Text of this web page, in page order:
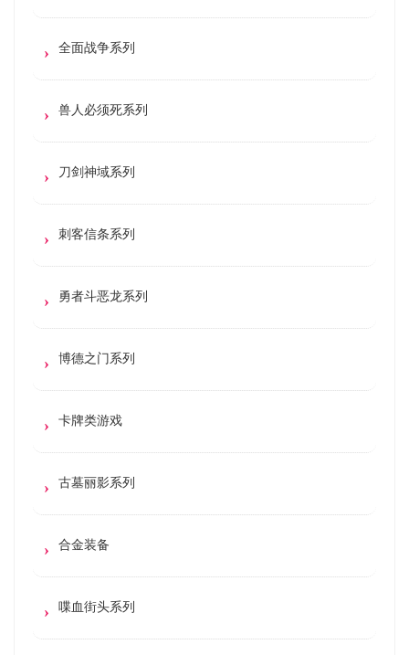
全面战争系列
兽人必须死系列
刀剑神域系列
刺客信条系列
勇者斗恶龙系列
博德之门系列
卡牌类游戏
古墓丽影系列
合金装备
喋血街头系列